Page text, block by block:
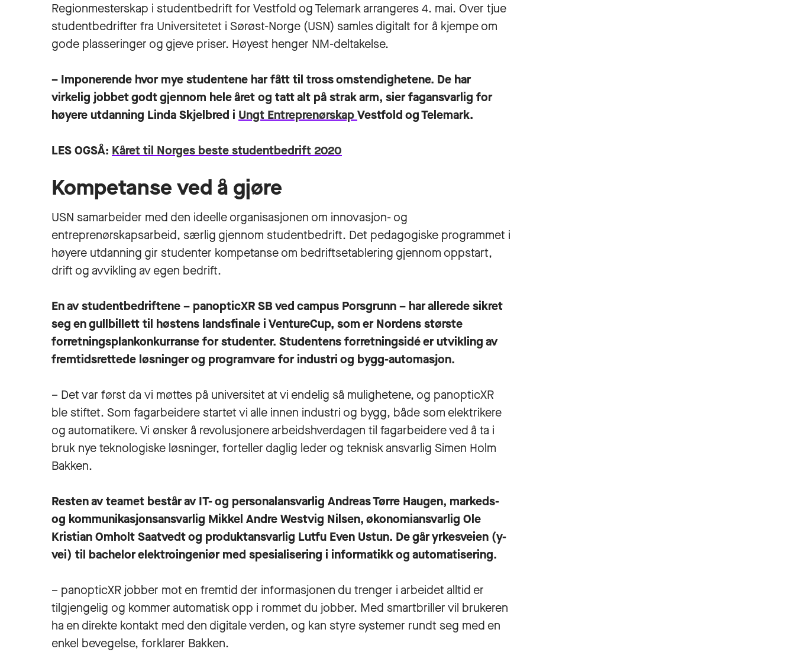
Regionmesterskap i studentbedrift for Vestfold og Telemark arrangeres 4. mai. Over tjue
studentbedrifter fra Universitetet i Sørøst-Norge (USN) samles digitalt for å kjempe om
gode plasseringer og gjeve priser. Høyest henger NM-deltakelse.
– Imponerende hvor mye studentene har fått til tross omstendighetene. De har
virkelig jobbet godt gjennom hele året og tatt alt på strak arm, sier fagansvarlig for
høyere utdanning Linda Skjelbred i Ungt EntreprenørskapVestfold og Telemark.
LES OGSÅ: Kåret til Norges beste studentbedrift 2020
Kompetanse ved å gjøre
USN samarbeider med den ideelle organisasjonen om innovasjon- og
entreprenørskapsarbeid, særlig gjennom studentbedrift. Det pedagogiske programmet i
høyere utdanning gir studenter kompetanse om bedriftsetablering gjennom oppstart,
drift og avvikling av egen bedrift.
En av studentbedriftene – panopticXR SB ved campus Porsgrunn – har allerede sikret
seg en gullbillett til høstens landsfinale i VentureCup, som er Nordens største
forretningsplankonkurranse for studenter. Studentens forretningsidé er utvikling av
fremtidsrettede løsninger og programvare for industri og bygg-automasjon.
– Det var først da vi møttes på universitet at vi endelig så mulighetene, og panopticXR
ble stiftet. Som fagarbeidere startet vi alle innen industri og bygg, både som elektrikere
og automatikere. Vi ønsker å revolusjonere arbeidshverdagen til fagarbeidere ved å ta i
bruk nye teknologiske løsninger, forteller daglig leder og teknisk ansvarlig Simen Holm
Bakken.
Resten av teamet består av IT- og personalansvarlig Andreas Tørre Haugen, markeds-
og kommunikasjonsansvarlig Mikkel Andre Westvig Nilsen, økonomiansvarlig Ole
Kristian Omholt Saatvedt og produktansvarlig Lutfu Even Ustun. De går yrkesveien (y-
vei) til bachelor elektroingeniør med spesialisering i informatikk og automatisering.
– panopticXR jobber mot en fremtid der informasjonen du trenger i arbeidet alltid er
tilgjengelig og kommer automatisk opp i rommet du jobber. Med smartbriller vil brukeren
ha en direkte kontakt med den digitale verden, og kan styre systemer rundt seg med en
enkel bevegelse, forklarer Bakken.